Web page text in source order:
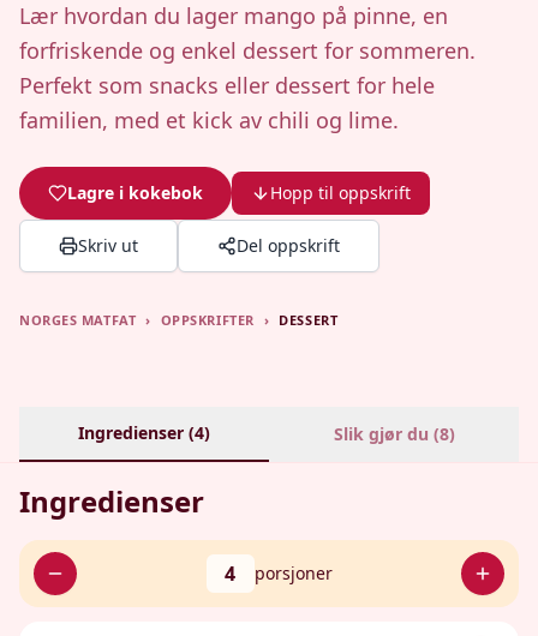
Lær hvordan du lager mango på pinne, en
forfriskende og enkel dessert for sommeren.
Perfekt som snacks eller dessert for hele
familien, med et kick av chili og lime.
Lagre i kokebok Hopp til oppskrift
Skriv ut Del oppskrift
NORGES MATFAT › OPPSKRIFTER › DESSERT
Ingredienser (4) Slik gjør du (8)
Ingredienser
4 porsjoner